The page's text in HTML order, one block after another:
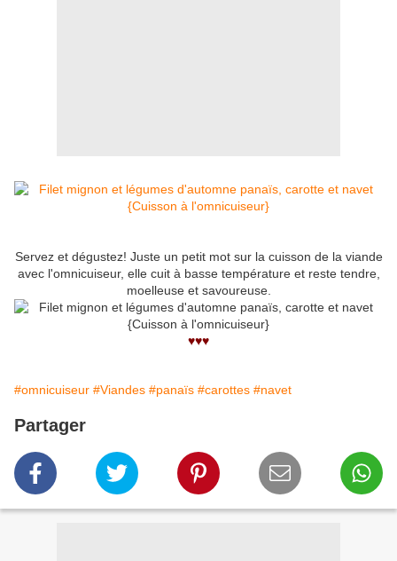
Servez et dégustez! Juste un petit mot sur la cuisson de la viande
avec l'omnicuiseur, elle cuit à basse température et reste tendre,
moelleuse et savoureuse.
♥♥♥
#omnicuiseur #Viandes #panaïs #carottes #navet
Partager